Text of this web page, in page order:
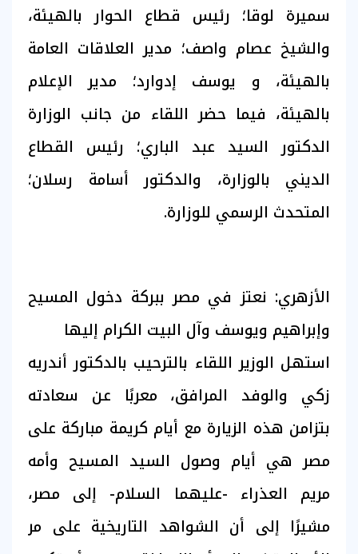
سميرة لوقا؛ رئيس قطاع الحوار بالهيئة،
والشيخ عصام واصف؛ مدير العلاقات العامة
بالهيئة، و يوسف إدوارد؛ مدير الإعلام
بالهيئة، فيما حضر اللقاء من جانب الوزارة
الدكتور السيد عبد الباري؛ رئيس القطاع
الديني بالوزارة، والدكتور أسامة رسلان؛
المتحدث الرسمي للوزارة.
الأزهري: نعتز في مصر ببركة دخول المسيح
وإبراهيم ويوسف وآل البيت الكرام إليها
استهل الوزير اللقاء بالترحيب بالدكتور أندريه
زكي والوفد المرافق، معربًا عن سعادته
بتزامن هذه الزيارة مع أيام كريمة مباركة على
مصر هي أيام وصول السيد المسيح وأمه
مريم العذراء -عليهما السلام- إلى مصر،
مشيرًا إلى أن الشواهد التاريخية على مر